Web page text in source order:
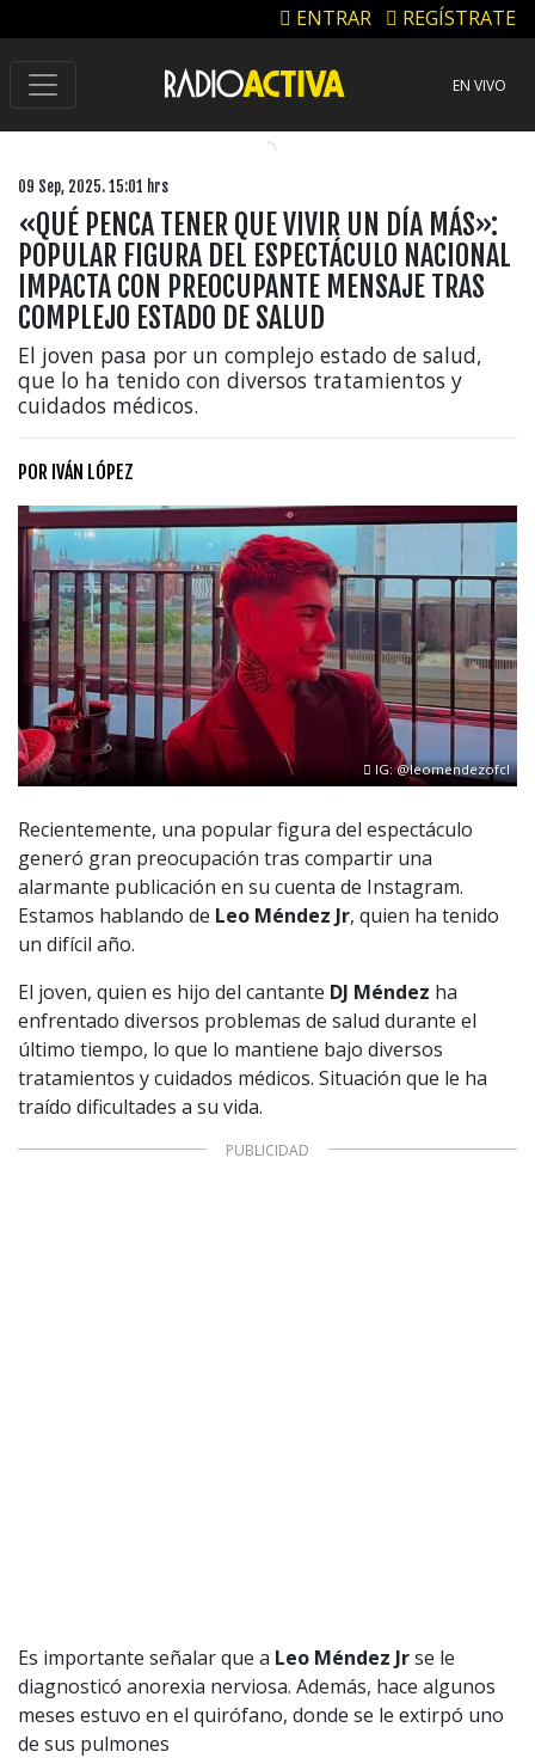
ENTRAR REGÍSTRATE
EN VIVO
09 Sep, 2025. 15:01 hrs
«QUÉ PENCA TENER QUE VIVIR UN DÍA MÁS»:
POPULAR FIGURA DEL ESPECTÁCULO NACIONAL
IMPACTA CON PREOCUPANTE MENSAJE TRAS
COMPLEJO ESTADO DE SALUD
El joven pasa por un complejo estado de salud,
que lo ha tenido con diversos tratamientos y
cuidados médicos.
POR IVÁN LÓPEZ
IG: @leomendezofcl
Recientemente, una popular figura del espectáculo
generó gran preocupación tras compartir una
alarmante publicación en su cuenta de Instagram.
Estamos hablando de Leo Méndez Jr, quien ha tenido
un difícil año.
El joven, quien es hijo del cantante DJ Méndez ha
enfrentado diversos problemas de salud durante el
último tiempo, lo que lo mantiene bajo diversos
tratamientos y cuidados médicos. Situación que le ha
traído dificultades a su vida.
Es importante señalar que a Leo Méndez Jrse le
diagnosticó anorexia nerviosa. Además, hace algunos
meses estuvo en el quirófano, donde se le extirpó uno
de sus pulmones